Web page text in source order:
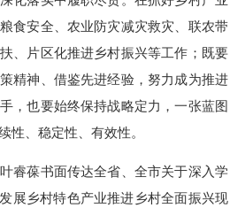
食安全、农业防灾减灾救灾、联农带
、片区化推进乡村振兴等工作；既要
精神、借鉴先进经验，努力成为推进
，也要始终保持战略定力，一张蓝图
性、稳定性、有效性。
葆书面传达全省、全市关于深入学
展乡村特色产业推进乡村全面振兴现